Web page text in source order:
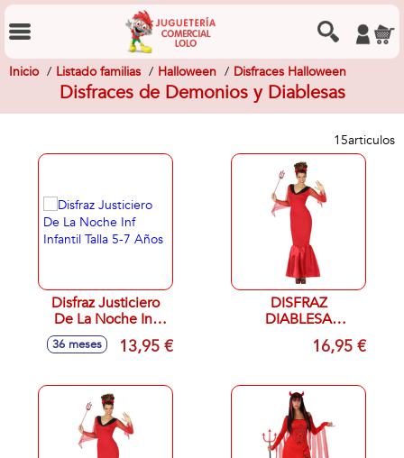
Inicio Listado familias Halloween Disfraces Halloween
Disfraces de Demonios y Diablesas
15articulos
Disfraz Justiciero
De La Noche Inf
Infantil Talla 5-7
Años
36 meses 13,95 €
DISFRAZ
DIABLESA
ADULTO T- M/L
16,95 €